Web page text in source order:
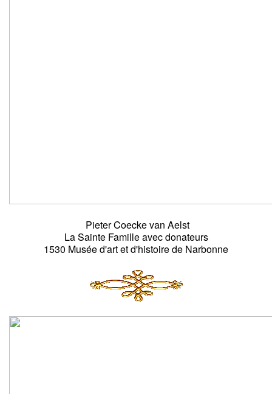
Pieter Coecke van Aelst
La Sainte Famille avec donateurs
1530 Musée d'art et d'histoire de Narbonne